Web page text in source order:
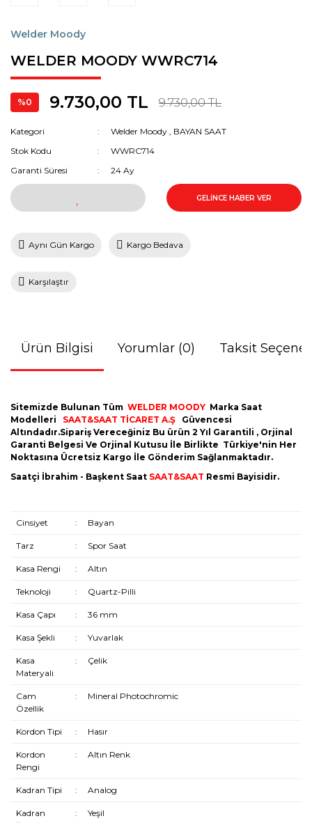
Welder Moody
WELDER MOODY WWRC714
%0 9.730,00 TL 9.730,00 TL
Kategori Welder Moody , BAYAN SAAT
Stok Kodu
WWRC714
Garanti Süresi
24 Ay
GELİNCE HABER VER
Aynı Gün Kargo Kargo Bedava
Karşılaştır
Ürün Bilgisi Yorumlar (0) Taksit
Sitemizde Bulunan Tüm WELDER MOODY Marka Saat
Modelleri SAAT&SAAT TİCARET A.Ş Güvencesi
Altındadır.Sipariş Vereceğiniz Bu ürün 2 Yıl Garantili , Orjinal
Garanti Belgesi Ve Orjinal Kutusu İle Birlikte Türkiye'nin Her
Noktasına Ücretsiz Kargo İle Gönderim Sağlanmaktadır.
Saatçi İbrahim - Başkent Saat SAAT&SAAT Resmi Bayisidir.
Cinsiyet : Bayan
Tarz : Spor Saat
Kasa Rengi : Altın
Teknoloji : Quartz-Pilli
Kasa Çapı : 36 mm
Kasa Şekli : Yuvarlak
Kasa
Materyali
: Çelik
Cam
Özellik
: Mineral Photochromic
Kordon Tipi : Hasır
Kordon
Rengi
: Altın Renk
Kadran Tipi : Analog
Kadran
: Yeşil